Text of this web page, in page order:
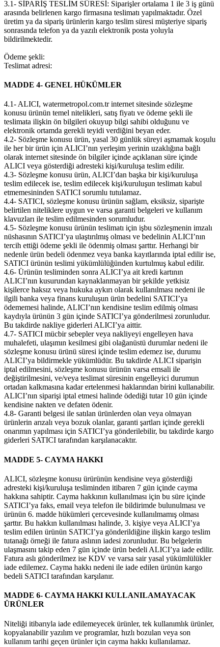
3.1- SİPARİŞ TESLİM SÜRESİ: Siparişler ortalama 1 ile 3 iş günü
arasında belirlenen kargo firmasına teslimatı yapılmaktadır. Özel
üretim ya da sipariş ürünlerin kargo teslim süresi müşteriye sipariş
sonrasında telefon ya da yazılı elektronik posta yoluyla
bildirilmektedir.
Ödeme şekli:
Teslimat adresi:
MADDE 4- GENEL HÜKÜMLER
4.1- ALICI, watermetropol.com.tr internet sitesinde sözleşme
konusu ürünün temel nitelikleri, satış fiyatı ve ödeme şekli ile
teslimata ilişkin ön bilgileri okuyup bilgi sahibi olduğunu ve
elektronik ortamda gerekli teyidi verdiğini beyan eder.
4.2- Sözleşme konusu ürün, yasal 30 günlük süreyi aşmamak koşulu
ile her bir ürün için ALICI’nın yerleşim yerinin uzaklığına bağlı
olarak internet sitesinde ön bilgiler içinde açıklanan süre içinde
ALICI veya gösterdiği adresteki kişi/kuruluşa teslim edilir.
4.3- Sözleşme konusu ürün, ALICI’dan başka bir kişi/kuruluşa
teslim edilecek ise, teslim edilecek kişi/kuruluşun teslimatı kabul
etmemesininden SATICI sorumlu tutulamaz.
4.4- SATICI, sözleşme konusu ürünün sağlam, eksiksiz, siparişte
belirtilen niteliklere uygun ve varsa garanti belgeleri ve kullanım
klavuzları ile teslim edilmesinden sorumludur.
4.5- Sözleşme konusu ürünün teslimatı için işbu sözleşmenin imzalı
nüshasının SATICI’ya ulaştırılmış olması ve bedelinin ALICI’nın
tercih ettiği ödeme şekli ile ödenmiş olması şarttır. Herhangi bir
nedenle ürün bedeli ödenmez veya banka kayıtlarında iptal edilir ise,
SATICI ürünün teslimi yükümlülüğünden kurtulmuş kabul edilir.
4.6- Ürünün tesliminden sonra ALICI’ya ait kredi kartının
ALICI’nın kusurundan kaynaklanmayan bir şekilde yetkisiz
kişilerce haksız veya hukuka aykırı olarak kullanılması nedeni ile
ilgili banka veya finans kuruluşun ürün bedelini SATICI’ya
ödememesi halinde, ALICI’nın kendisine teslim edilmiş olması
kaydıyla ürünün 3 gün içinde SATICI’ya gönderilmesi zorunludur.
Bu takdirde nakliye giderleri ALICI’ya aittir.
4.7- SATICI mücbir sebepler veya nakliyeyi engelleyen hava
muhalefeti, ulaşımın kesilmesi gibi olağanüstü durumlar nedeni ile
sözleşme konusu ürünü süresi içinde teslim edemez ise, durumu
ALICI’ya bildirmekle yükümlüdür. Bu takdirde ALICI siparişin
iptal edilmesini, sözleşme konusu ürünün varsa emsali ile
değiştirilmesini, ve/veya teslimat süresinin engelleyici durumun
ortadan kalkmasına kadar ertelenmesi haklarından birini kullanabilir.
ALICI’nın siparişi iptal etmesi halinde ödediği tutar 10 gün içinde
kendisine nakten ve defaten ödenir.
4.8- Garanti belgesi ile satılan ürünlerden olan veya olmayan
ürünlerin arızalı veya bozuk olanlar, garanti şartları içinde gerekli
onarımın yapılması için SATICI’ya gönderilebilir, bu takdirde kargo
giderleri SATICI tarafından karşılanacaktır.
MADDE 5- CAYMA HAKKI
ALICI, sözleşme konusu ürürünün kendisine veya gösterdiği
adresteki kişi/kuruluşa tesliminden itibaren 7 gün içinde cayma
hakkına sahiptir. Cayma hakkının kullanılması için bu süre içinde
SATICI’ya faks, email veya telefon ile bildirimde bulunulması ve
ürünün 6. madde hükümleri çercevesinde kullanılmamış olması
şarttır. Bu hakkın kullanılması halinde, 3. kişiye veya ALICI’ya
teslim edilen ürünün SATICI’ya gönderildiğine ilişkin kargo teslim
tutanağı örneği ile fatura aslının iadesi zorunludur. Bu belgelerin
ulaşmasını takip eden 7 gün içinde ürün bedeli ALICI’ya iade edilir.
Fatura aslı gönderilmez ise KDV ve varsa sair yasal yükümlülükler
iade edilemez. Cayma hakkı nedeni ile iade edilen ürünün kargo
bedeli SATICI tarafından karşılanır.
MADDE 6- CAYMA HAKKI KULLANILAMAYACAK
ÜRÜNLER
Niteliği itibarıyla iade edilemeyecek ürünler, tek kullanımlık ürünler,
kopyalanabilir yazılım ve programlar, hızlı bozulan veya son
kullanım tarihi geçen ürünler için cayma hakkı kullanılamaz.